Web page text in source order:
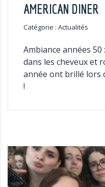
AMERICAN DINER
Catégorie : Actualités
Ambiance années
dans les cheveux et
année ont brillé lors
!